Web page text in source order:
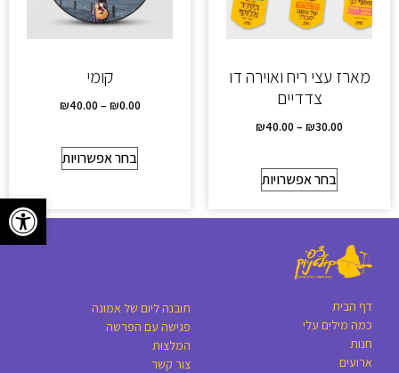
פתח
מארז עצי ריח ואוירה דו
צדדיים
₪30.00
–
₪40.00
בחר אפשרויות
קומי
₪0.00
–
₪40.00
בחר אפשרויות
דף הבית
כמה מילים עלי
חנות
ארועים
תובנה ליום של אמונה
פגישה עם הפרשה
המלצות
צור קשר